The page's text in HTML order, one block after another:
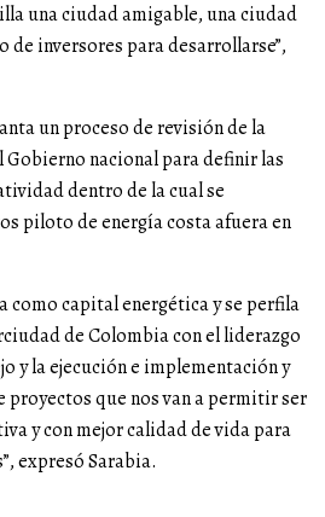
una ciudad amigable, una ciudad
inversores para desarrollarse”,
un proceso de revisión de la
nacional para definir las
dentro de la cual se
piloto de energía costa afuera en
como capital energética y se perfila
de Colombia con el liderazgo
y la ejecución e implementación y
que nos van a permitir ser
y con mejor calidad de vida para
expresó Sarabia.